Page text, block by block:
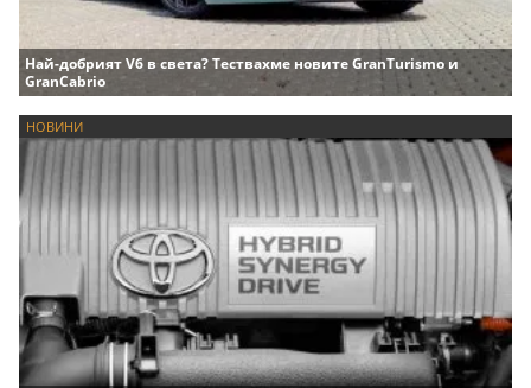
Най-добрият V6 в света? Тествахме новите GranTurismo и
GranCabrio
НОВИНИ